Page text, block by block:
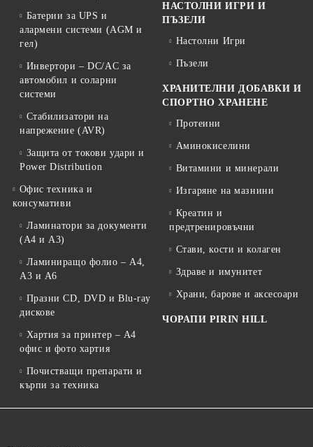
Батерии за UPS и
алармени системи (AGM и
гел)
Инвертори – DC/AC за
автомобил и соларни
системи
Стабилизатори на
напрежение (AVR)
Защита от токови удари и
Power Distribution
Офис техника и
консумативи
Ламинатори за документи
(A4 и A3)
Ламиниращо фолио – A4,
A3 и A6
Празни CD, DVD и Blu-ray
дискове
Хартия за принтер – A4
офис и фото хартия
Почистващи препарати и
кърпи за техника
НАСТОЛНИ ИГРИ И
ПЪЗЕЛИ
Настолни Игри
Пъзели
ХРАНИТЕЛНИ ДОБАВКИ И
СПОРТНО ХРАНЕНЕ
Протеини
Аминокиселини
Витамини и минерали
Изгаряне на мазнини
Креатин и
предтренировъчни
Стави, кости и колаген
Здраве и имунитет
Храни, барове и аксесоари
ЧОРАПИ PIRIN HILL